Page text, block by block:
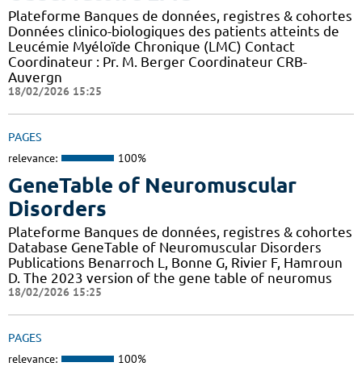
Plateforme Banques de données, registres & cohortes
Données clinico-biologiques des patients atteints de
Leucémie Myéloïde Chronique (LMC) Contact
Coordinateur : Pr. M. Berger Coordinateur CRB-
Auvergn
18/02/2026 15:25
PAGES
relevance: 100%
GeneTable of Neuromuscular
Disorders
Plateforme Banques de données, registres & cohortes
Database GeneTable of Neuromuscular Disorders
Publications Benarroch L, Bonne G, Rivier F, Hamroun
D. The 2023 version of the gene table of neuromus
18/02/2026 15:25
PAGES
relevance: 100%